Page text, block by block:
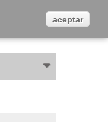
Iniciar sesión
aceptar